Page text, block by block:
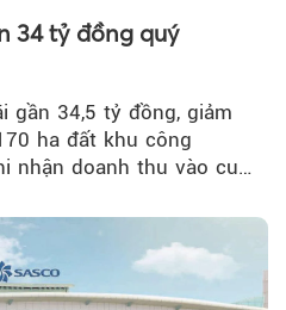
34 tỷ đồng quý
gần 34,5 tỷ đồng, giảm
ha đất khu công
nhận doanh thu vào cuối